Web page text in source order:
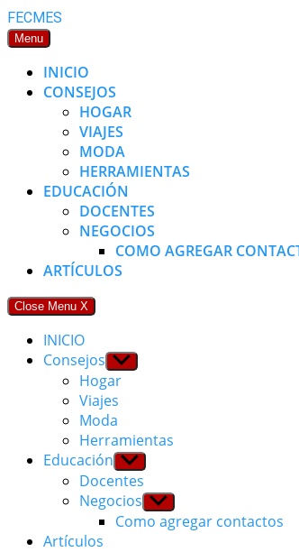
Skip
to
FECMES
Menu
INICIO
CONSEJOS
HOGAR
VIAJES
MODA
HERRAMIENTAS
EDUCACIÓN
DOCENTES
NEGOCIOS
COMO AGREGAR
ARTÍCULOS
Close Menu X
INICIO
Consejos Show
sub
menu
Hogar
Viajes
Moda
Herramientas
Educación Show
sub
menu
Docentes
Negocios Show
sub
menu
Como agregar contactos
Artículos